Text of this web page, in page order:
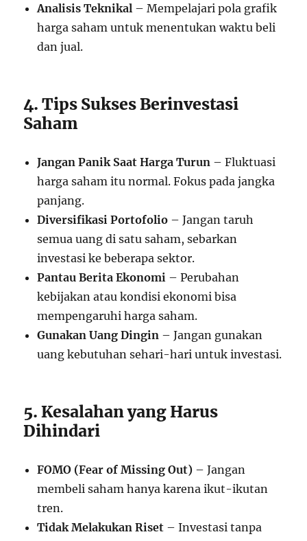
Analisis Teknikal – Mempelajari pola grafik
harga saham untuk menentukan waktu beli
dan jual.
4. Tips Sukses Berinvestasi
Saham
Jangan Panik Saat Harga Turun – Fluktuasi
harga saham itu normal. Fokus pada jangka
panjang.
Diversifikasi Portofolio – Jangan taruh
semua uang di satu saham, sebarkan
investasi ke beberapa sektor.
Pantau Berita Ekonomi – Perubahan
kebijakan atau kondisi ekonomi bisa
mempengaruhi harga saham.
Gunakan Uang Dingin – Jangan gunakan
uang kebutuhan sehari-hari untuk investasi.
5. Kesalahan yang Harus
Dihindari
FOMO (Fear of Missing Out) – Jangan
membeli saham hanya karena ikut-ikutan
tren.
Tidak Melakukan Riset – Investasi tanpa